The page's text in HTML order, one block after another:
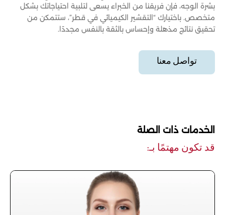
بشرة الوجه، فإن فريقنا من الخبراء يسعى لتلبية احتياجاتك بشكل
متخصص. باختيارك “التقشير الكيميائي في قطر”، ستتمكن من
تحقيق نتائج مذهلة وإحساس بالثقة بالنفس مجددًا.
تواصل معنا
الخدمات ذات الصلة
قد تكون مهتمًا بـ: